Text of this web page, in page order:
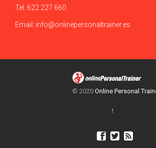
Tel: 622 227 660
Email: info@onlinepersonaltrainer.es
© 2020 Online Personal
↑
  